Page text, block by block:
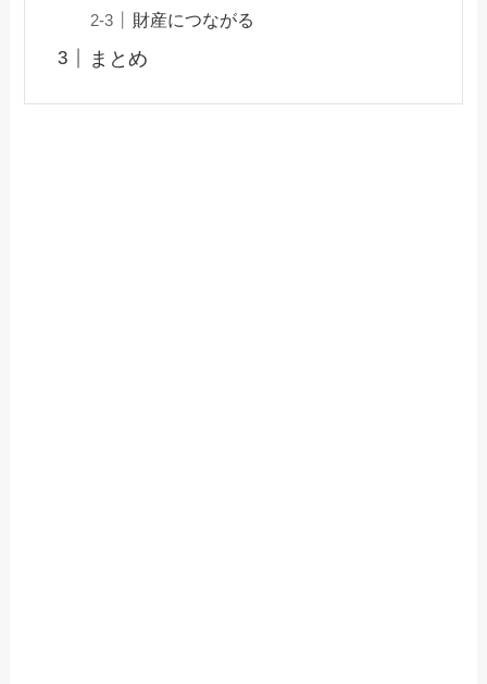
財産につながる
まとめ